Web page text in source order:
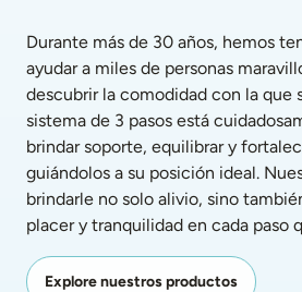
Durante más de 30 años, hemos
ayudar a miles de personas
descubrir la comodidad con la que
sistema de 3 pasos está
brindar soporte, equilibrar y
guiándolos a su posición ideal.
brindarle no solo alivio, sino
placer y tranquilidad en cada paso
Explore nuestros productos